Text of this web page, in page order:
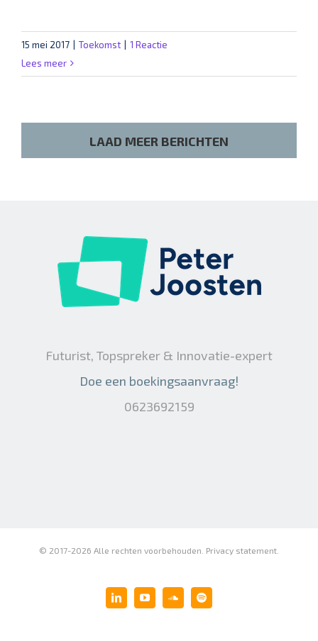
15 mei 2017 Toekomst
1 Reactie
Lees meer
LAAD MEER BERICHTEN
Futurist, Topspreker & Innovatie-expert
Doe een boekingsaanvraag!
0623692159
© 2017-2026 Alle rechten voorbehouden. Privacy statement
LinkedInYouTubeSoundCloud
Spotify